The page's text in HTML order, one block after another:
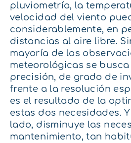
pluviometría, la
velocidad del viento
considerablemente, en
distancias al aire libre.
mayoría de las
meteorológicas se
precisión, de grado de
frente a la resolución
es el resultado de la
estas dos necesidades.
lado, disminuye las
mantenimiento, tan